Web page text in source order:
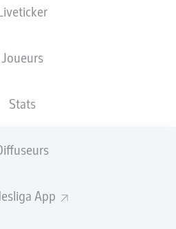
Joueurs
Stats
App